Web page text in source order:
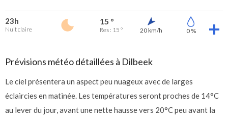
23h
Nuit claire
15 °
Res : 15 ° 20 km/h 0 %
Prévisions météo détaillées à Dilbeek
Le ciel présentera un aspect peu nuageux avec de larges
éclaircies en matinée. Les températures seront proches de 14°C
au lever du jour, avant une nette hausse vers 20°C peu avant la